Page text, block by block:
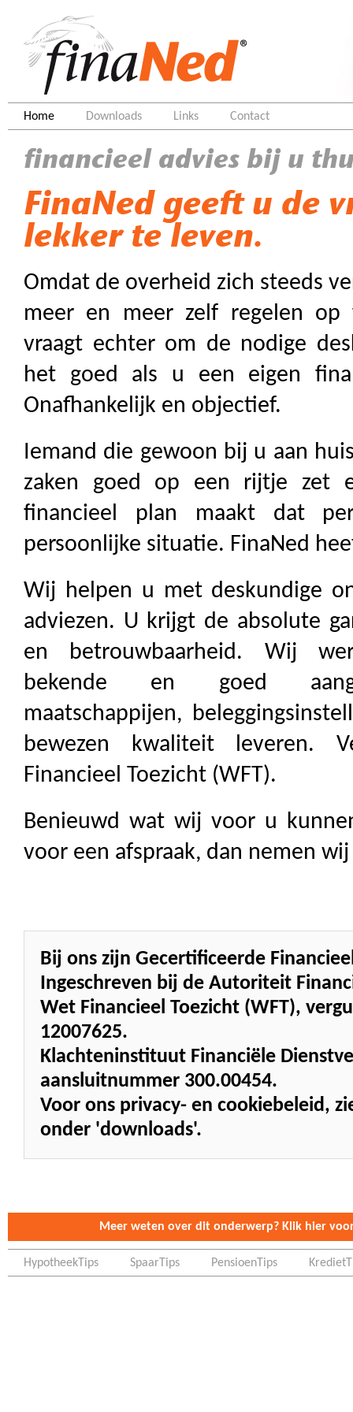
Home Downloads Links Contact
financieel advies bij u
FinaNed geeft u de
lekker te leven.
Omdat de overheid zich steeds
meer en meer zelf regelen op
vraagt echter om de nodige
het goed als u een eigen
Onafhankelijk en objectief.
Iemand die gewoon bij u aan
zaken goed op een rijtje zet
financieel plan maakt dat
persoonlijke situatie. FinaNed
Wij helpen u met deskundige
adviezen. U krijgt de absolute
en betrouwbaarheid. Wij
bekende en goed
maatschappijen,
bewezen kwaliteit leveren.
Financieel Toezicht (WFT).
Benieuwd wat wij voor u
voor een afspraak, dan nemen
Bij ons zijn Gecertificeerde
Ingeschreven bij de Autoriteit
Wet Financieel Toezicht (WFT),
12007625.
Klachteninstituut Financiële
aansluitnummer 300.00454.
Voor ons privacy- en cookiebeleid,
onder 'downloads'.
Meer weten over dit onderwerp? Klik hier
HypotheekTips SpaarTips PensioenTips